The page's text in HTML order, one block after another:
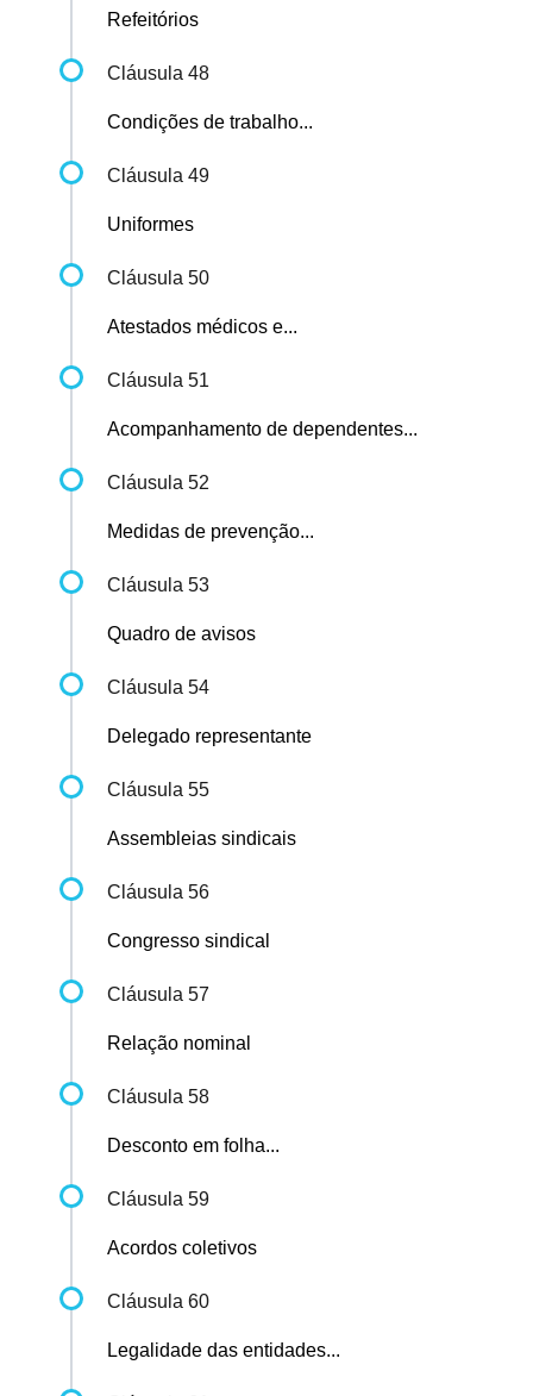
Refeitórios
Cláusula 48
Condições de trabalho...
Cláusula 49
Uniformes
Cláusula 50
Atestados médicos e...
Cláusula 51
Acompanhamento de dependentes...
Cláusula 52
Medidas de prevenção...
Cláusula 53
Quadro de avisos
Cláusula 54
Delegado representante
Cláusula 55
Assembleias sindicais
Cláusula 56
Congresso sindical
Cláusula 57
Relação nominal
Cláusula 58
Desconto em folha...
Cláusula 59
Acordos coletivos
Cláusula 60
Legalidade das entidades...